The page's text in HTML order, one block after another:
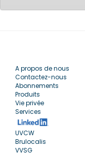
A propos de nous
Contactez-nous
Abonnements
Produits
Vie privée
Services
UVCW
Brulocalis
VVSG